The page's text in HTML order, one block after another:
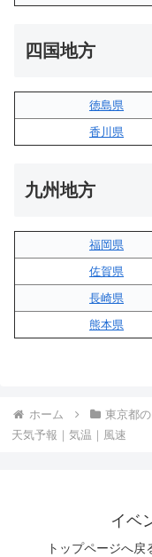
四国地方
徳島県
香川県
九州地方
福岡県
佐賀県
長崎県
熊本県
ホーム 東京都
天気予報｜気温｜風速
イベ
トップページへ戻